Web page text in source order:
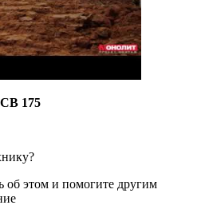
175
об этом и помогите другим